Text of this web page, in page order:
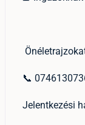
📞
Jelentkezési